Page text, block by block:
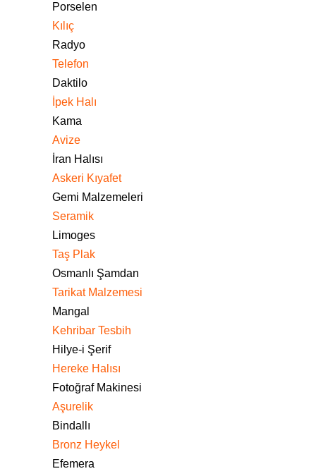
Porselen
Kılıç
Radyo
Telefon
Daktilo
İpek Halı
Kama
Avize
İran Halısı
Askeri Kıyafet
Gemi Malzemeleri
Seramik
Limoges
Taş Plak
Osmanlı Şamdan
Tarikat Malzemesi
Mangal
Kehribar Tesbih
Hilye-i Şerif
Hereke Halısı
Fotoğraf Makinesi
Aşurelik
Bindallı
Bronz Heykel
Efemera